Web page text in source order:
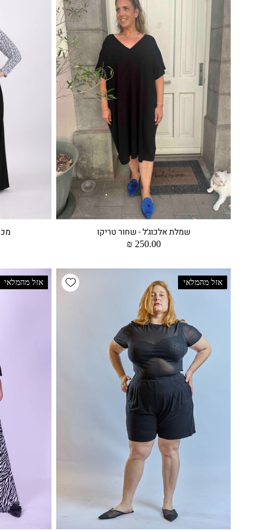
שמלת אלכוג׳ל - שחור טריקו
מחיר
250.00 ₪
Add wishlist אזל מהמלאי אזל מהמלאי